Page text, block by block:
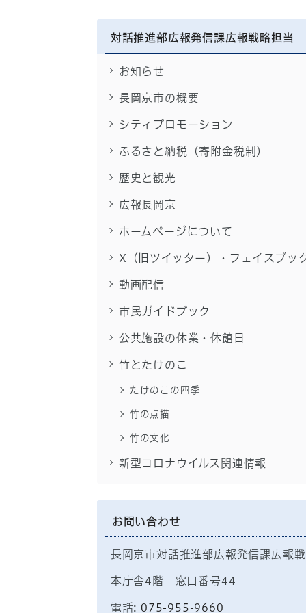
対話推進部広報発信課広報戦略担当
お知らせ
長岡京市の概要
シティプロモーション
ふるさと納税（寄附金税制）
歴史と観光
広報長岡京
ホームページについて
X（旧ツイッター）・フェイスブッ
動画配信
市民ガイドブック
公共施設の休業・休館日
竹とたけのこ
たけのこの四季
竹の点描
竹の文化
新型コロナウイルス関連情報
お問い合わせ
長岡京市対話推進部広報発信課広報
本庁舎4階 窓口番号44
電話: 075-955-9660